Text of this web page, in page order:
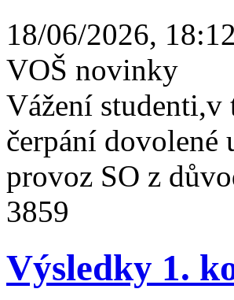
18/06/2026, 18:12
VOŠ novinky
Vážení studenti,v
čerpání dovolené
provoz SO z
3859
Výsledky 1.